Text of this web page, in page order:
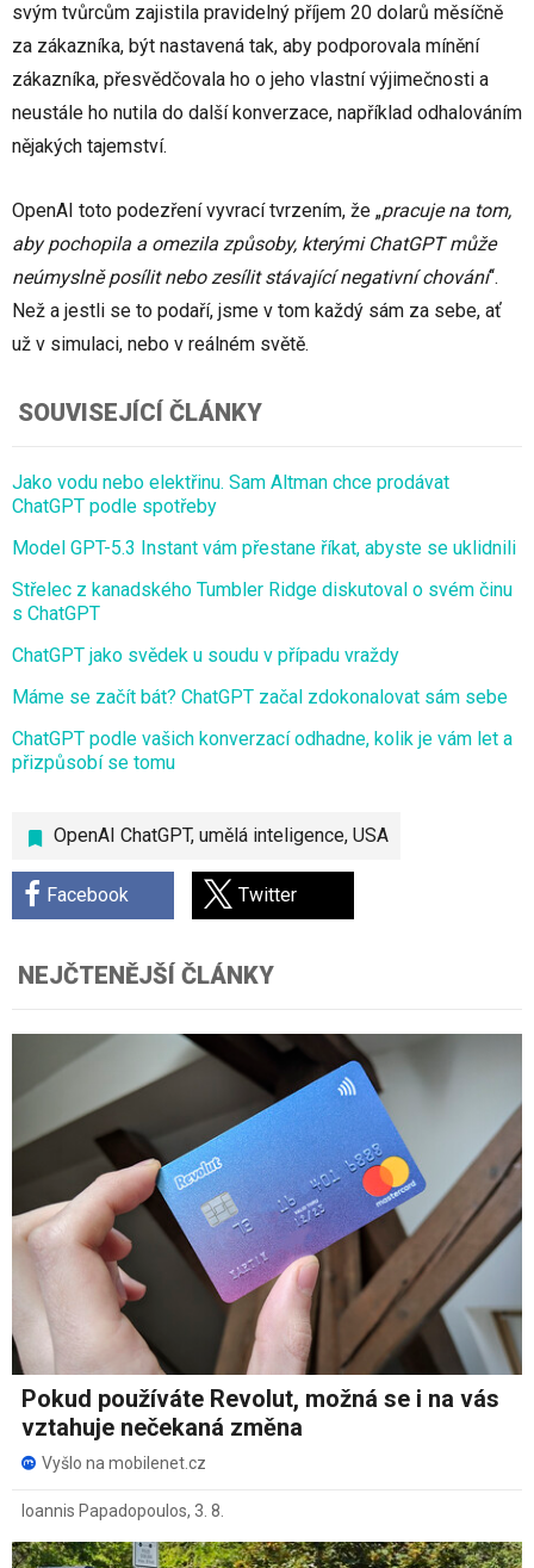
svým tvůrcům zajistila pravidelný příjem 20 dolarů měsíčně
za zákazníka, být nastavená tak, aby podporovala mínění
zákazníka, přesvědčovala ho o jeho vlastní výjimečnosti a
neustále ho nutila do další konverzace, například odhalováním
nějakých tajemství.
OpenAI toto podezření vyvrací tvrzením, že „pracuje na tom,
aby pochopila a omezila způsoby, kterými ChatGPT může
neúmyslně posílit nebo zesílit stávající negativní chování“.
Než a jestli se to podaří, jsme v tom každý sám za sebe, ať
už v simulaci, nebo v reálném světě.
OpenAI ChatGPT, umělá inteligence, USA
Facebook Twitter
SOUVISEJÍCÍ ČLÁNKY
Jako vodu nebo elektřinu. Sam Altman chce prodávat
ChatGPT podle spotřeby
Model GPT-5.3 Instant vám přestane říkat, abyste se uklidnili
Střelec z kanadského Tumbler Ridge diskutoval o svém činu
s ChatGPT
ChatGPT jako svědek u soudu v případu vraždy
Máme se začít bát? ChatGPT začal zdokonalovat sám sebe
ChatGPT podle vašich konverzací odhadne, kolik je vám let a
přizpůsobí se tomu
NEJČTENĚJŠÍ ČLÁNKY
Pokud používáte Revolut, možná se i na vás
vztahuje nečekaná změna
Vyšlo na mobilenet.cz
Ioannis Papadopoulos, 3. 8.